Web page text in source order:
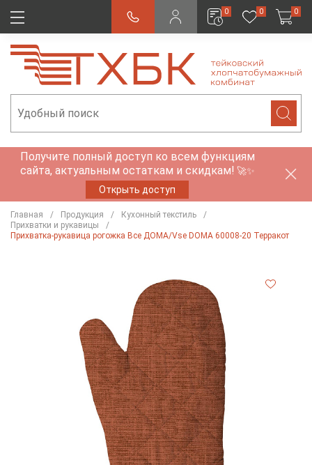
0 0 0
Получите полный доступ ко всем функциям
сайта, актуальным остаткам и скидкам! 🚀✨
Открыть доступ
Главная Продукция
Кухонный текстиль
Прихватки и рукавицы
Прихватка-рукавица рогожка Все ДОМА/Vse DOMA 60008-20 Терракот